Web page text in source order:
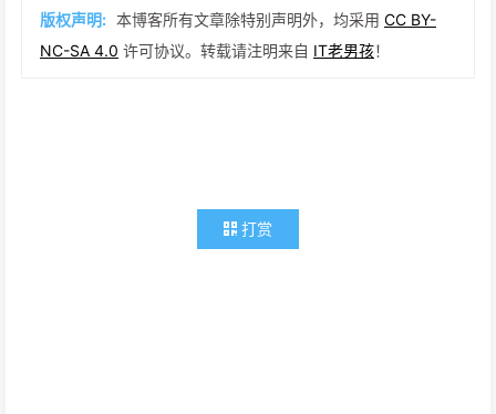
版权声明: 本博客所有文章除特别声明外，均采用 CC BY-
NC-SA 4.0 许可协议。转载请注明来自 IT老男孩！
打赏